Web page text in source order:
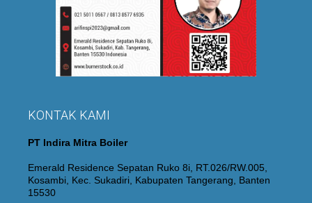
KONTAK KAMI
PT Indira Mitra Boiler
Emerald Residence Sepatan Ruko 8i, RT.026/RW.005,
Kosambi, Kec. Sukadiri, Kabupaten Tangerang, Banten
15530